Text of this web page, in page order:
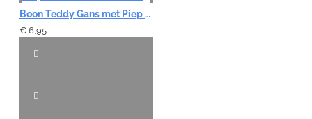
Boon Teddy Gans met Piep en Ritsel - Wit 28cm
€ 6,95